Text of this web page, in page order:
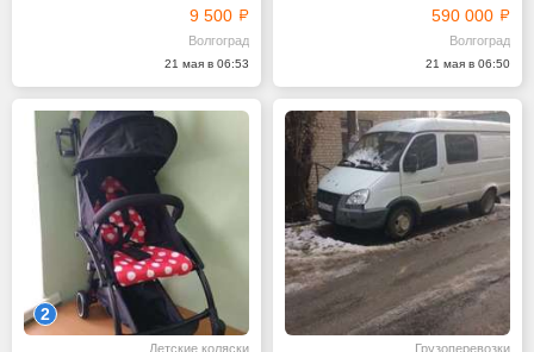
9 500
Волгоград
21 мая в 06:53
590 000
Волгоград
21 мая в 06:50
2
Детские коляски Грузоперевозки